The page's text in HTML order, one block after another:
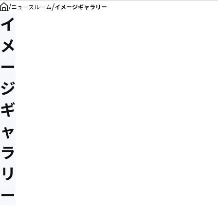
/ニュースルーム/イメージギャラリー
イ
メ
ー
ジ
ギ
ャ
ラ
リ
ー